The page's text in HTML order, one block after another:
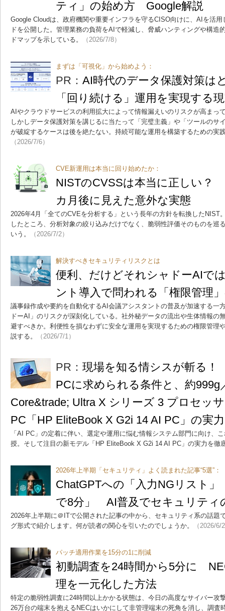
ティ」の始め方 Google解説
Google Cloudは、政府機関や重要インフラを守るCISO向けに、AIを活
ドを公開した。管理業務の負荷をAIで軽減し、脅威ハンティングや構造
ドマップを示している。
（2026/7/8）
まずは「可視化」から始めよう：
PR： AI時代のデータ保護対策
「回り続ける」運用を実現する
AIやクラウドサービスの利用拡大によって情報漏えいのリスクが高まっ
しかしデータ保護対策を講じるに当たって「完璧主義」や「ツールのサ
が破綻するケースは後を絶たない。持続可能な運用を構築するための実
（2026/7/6）
CVE新運用は本当に回り始めたか：
NISTのCVSSは本当に正しい？
カ月後に見えた意外な実態
2026年4月「全てのCVEを分析する」という長年の方針を転換したNIST
したところ、分析対象の絞り込みだけでなく、脆弱性評価そのものを巡
いう。
（2026/7/2）
解決すべきセキュリティリスクとは
便利、だけどそれシャドーAIで
ント導入で問われる「権限管理
議事録作成や要約を自動化するAI会議アシスタントの普及が加速する一
ドーAI」のリスクが深刻化している。社外秘データの流出や生体情報の
避すべきか。利便性を損なわずに安全な運用を実現するための権限管理
説する。
（2026/7/1）
PR： 現場を知る情シスが斬る
PCに求められる条件と、約999g
Core&trade; Ultra X シリーズ 3 プロセッ
PC「HP EliteBook X G2i 14 AI PC」の実力
「AI PC」の定着に伴い、選定や運用に悩む情報システム部門に向け、
授。そして注目の新モデル「HP EliteBook X G2i 14 AI PC」の実力を徹
2026年上半期「セキュリティ」よく読まれた記事“5選”：
ChatGPTへの「入力NGリスト」
で8分」 AI普及でセキュリティ
2026年上半期に＠ITで公開された記事の中から、セキュリティ系の話題
グ形式で紹介します。何が読者の関心を引いたのでしょうか。
（2026/6/
パッチ適用作業を15分の1に削減
初動調査を24時間から5分に
理を一元化した方法
特定の脆弱性調査に24時間以上かかる状態は、今日の高度なサイバー攻
26万台の端末を抱えるNECはいかにして非管理端末の死角を消し、調査